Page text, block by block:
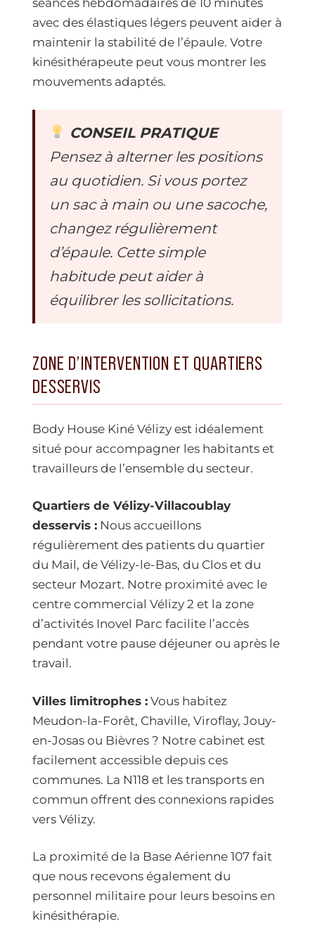
séances hebdomadaires de 10 minutes
avec des élastiques légers peuvent aider à
maintenir la stabilité de l’épaule. Votre
kinésithérapeute peut vous montrer les
mouvements adaptés.
CONSEIL PRATIQUE
Pensez à alterner les positions
au quotidien. Si vous portez
un sac à main ou une sacoche,
changez régulièrement
d’épaule. Cette simple
habitude peut aider à
équilibrer les sollicitations.
ZONE D’INTERVENTION ET QUARTIERS
DESSERVIS
Body House Kiné Vélizy est idéalement
situé pour accompagner les habitants et
travailleurs de l’ensemble du secteur.
Quartiers de Vélizy-Villacoublay
desservis : Nous accueillons
régulièrement des patients du quartier
du Mail, de Vélizy-le-Bas, du Clos et du
secteur Mozart. Notre proximité avec le
centre commercial Vélizy 2 et la zone
d’activités Inovel Parc facilite l’accès
pendant votre pause déjeuner ou après le
travail.
Villes limitrophes : Vous habitez
Meudon-la-Forêt, Chaville, Viroflay, Jouy-
en-Josas ou Bièvres ? Notre cabinet est
facilement accessible depuis ces
communes. La N118 et les transports en
commun offrent des connexions rapides
vers Vélizy.
La proximité de la Base Aérienne 107 fait
que nous recevons également du
personnel militaire pour leurs besoins en
kinésithérapie.